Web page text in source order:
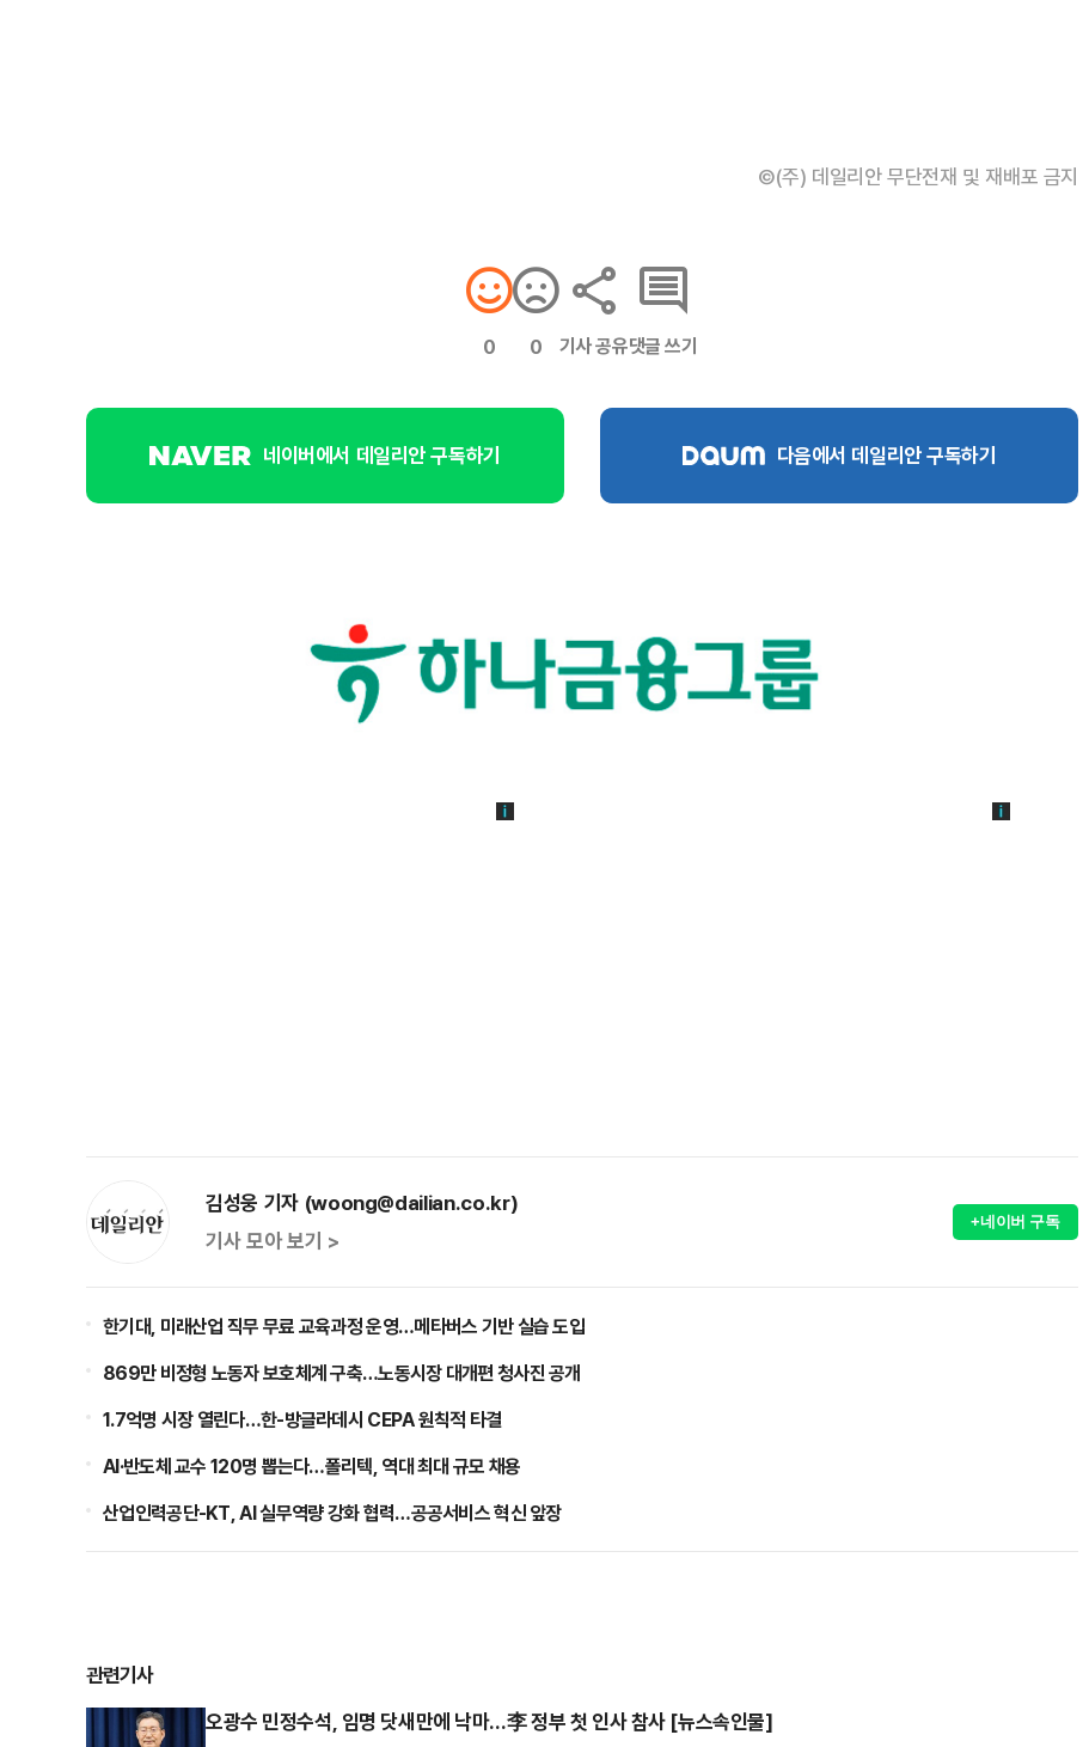
©(주) 데일리안 무단전재 및 재배포 금지
0 0 기사 공유댓글 쓰기
네이버에서 데일리안 구독하기 다음에서 데일리안 구독하기
김성웅 기자 (woong@dailian.co.kr)
기사 모아 보기 >
+네이버 구독
한기대, 미래산업 직무 무료 교육과정 운영…메타버스 기반 실습 도입
869만 비정형 노동자 보호체계 구축…노동시장 대개편 청사진 공개
1.7억명 시장 열린다…한-방글라데시 CEPA 원칙적 타결
AI·반도체 교수 120명 뽑는다…폴리텍, 역대 최대 규모 채용
산업인력공단-KT, AI 실무역량 강화 협력…공공서비스 혁신 앞장
관련기사
오광수 민정수석, 임명 닷새만에 낙마…李 정부 첫 인사 참사 [뉴스속인물]